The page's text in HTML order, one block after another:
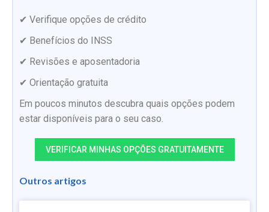
✔ Verifique opções de crédito
✔ Benefícios do INSS
✔ Revisões e aposentadoria
✔ Orientação gratuita
Em poucos minutos descubra quais opções podem
estar disponíveis para o seu caso.
VERIFICAR MINHAS OPÇÕES GRATUITAMENTE
Outros artigos